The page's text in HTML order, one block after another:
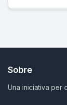
Sobre
Una iniciativa per